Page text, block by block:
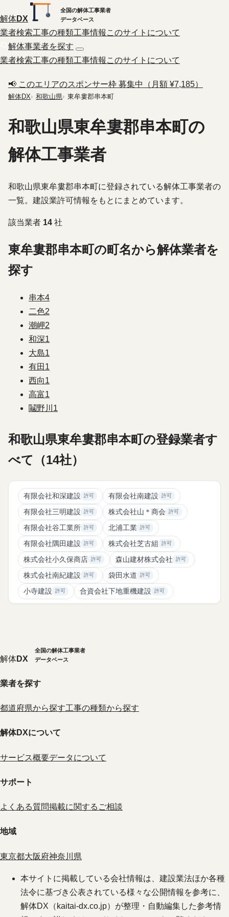
解体DX
全国の解体工事業者
データベース
業者検索工事の種類工事情報 このサイトについて
解体事業者を探す
業者検索工事の種類工事情報 このサイトについて
📢 このエリアのスポンサー枠 募集中（月額 ¥7,185）
解体DX 和歌山県 東牟婁郡串本町
和歌山県東牟婁郡串本町の
解体工事業者
和歌山県東牟婁郡串本町に登録されている解体工事業者の
一覧。建設業許可情報をもとにまとめています。
該当業者 14 社
東牟婁郡串本町の町名から解体業者を
探す
串本4
二色2
潮岬2
和深1
大島1
有田 1
西向1
高富1
鬮野川 1
和歌山県東牟婁郡串本町の登録業者す
べて（14社）
有限会社和深建設 許可 有限会社南建設 許可
有限会社三明建設 許可 株式会社山＊商会 許可
有限会社谷工業所 許可 北浦工業 許可
有限会社隅田建設 許可 株式会社芝古組 許可
株式会社小久保商店 許可 森山建材株式会社 許可
株式会社南紀建設 許可 袋田水道 許可
小寺建設 許可 合資会社下地重機建設 許可
解体DX
全国の解体工事業者
データベース
業者を探す
都道府県から探す工事の種類から探す
解体DXについて
サービス概要データについて
サポート
よくある質問掲載に関するご相談
地域
東京都大阪府神奈川県
本サイトに掲載している会社情報は、建設業法ほか各種
法令に基づき公表されている様々な公開情報を参考に、
解体DX（kaitai-dx.co.jp）が整理・自動編集した参考情